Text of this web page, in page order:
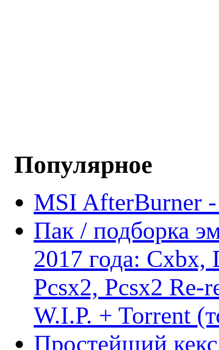
Популярное
MSI AfterBurner
Пак / подборка
2017 года:
Pcsx2, Pcsx2
W.I.P. + Torrent
Простейший кекс